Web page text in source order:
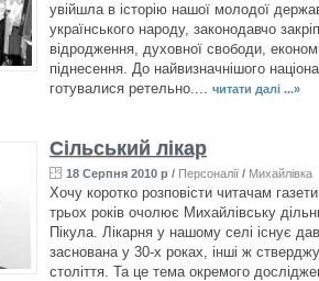
увійшла в історію нашої молодої
українського народу, законодавчо
відродження, духовної свободи,
піднесення. До найвизначнішого
готувалися ретельно.... читати далі ...»
Сільський лікар
18 Серпня 2010 р / Персоналії / Михайлівка
Хочу коротко розповісти читачам
трьох років очолює Михайлівську
Пікула. Лікарня у нашому селі існує
заснована у 30-х роках, інші ж
століття. Та це тема окремого